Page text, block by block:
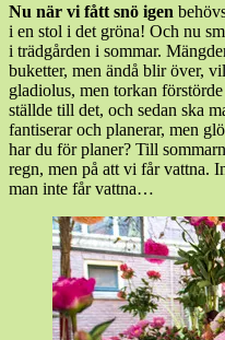
Nu när vi fått snö igen
i en stol i det gröna! Och nu
i trädgården i sommar.
buketter, men ändå blir över,
gladiolus, men torkan
ställde till det, och sedan ska
fantiserar och planerar, men
har du för planer? Till
regn, men på att vi får vattna.
man inte får vattna…